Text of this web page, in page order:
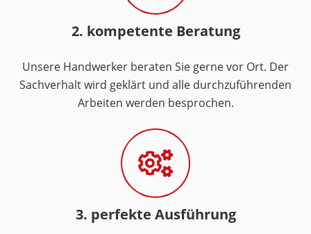
2. kompetente Beratung
Unsere Handwerker beraten Sie gerne vor Ort. Der
Sachverhalt wird geklärt und alle durchzuführenden
Arbeiten werden besprochen.
3. perfekte Ausführung